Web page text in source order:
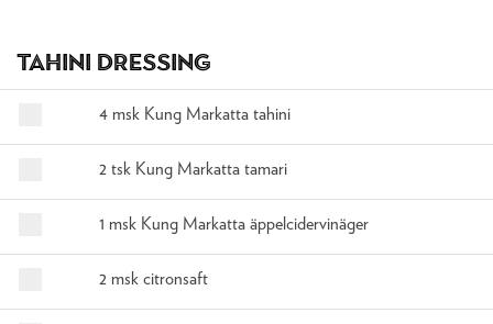
Tahini Dressing
4 msk Kung Markatta tahini
2 tsk Kung Markatta tamari
1 msk Kung Markatta äppelcidervinäger
2 msk citronsaft